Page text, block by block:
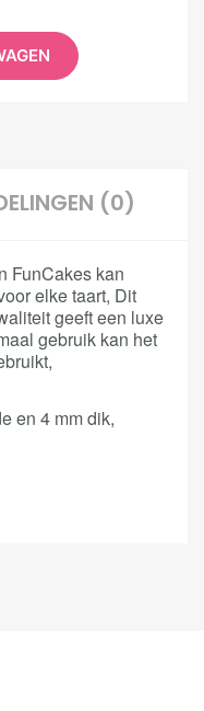
(0)
FunCakes kan
elke taart, Dit
geeft een luxe
gebruik kan het
en 4 mm dik,